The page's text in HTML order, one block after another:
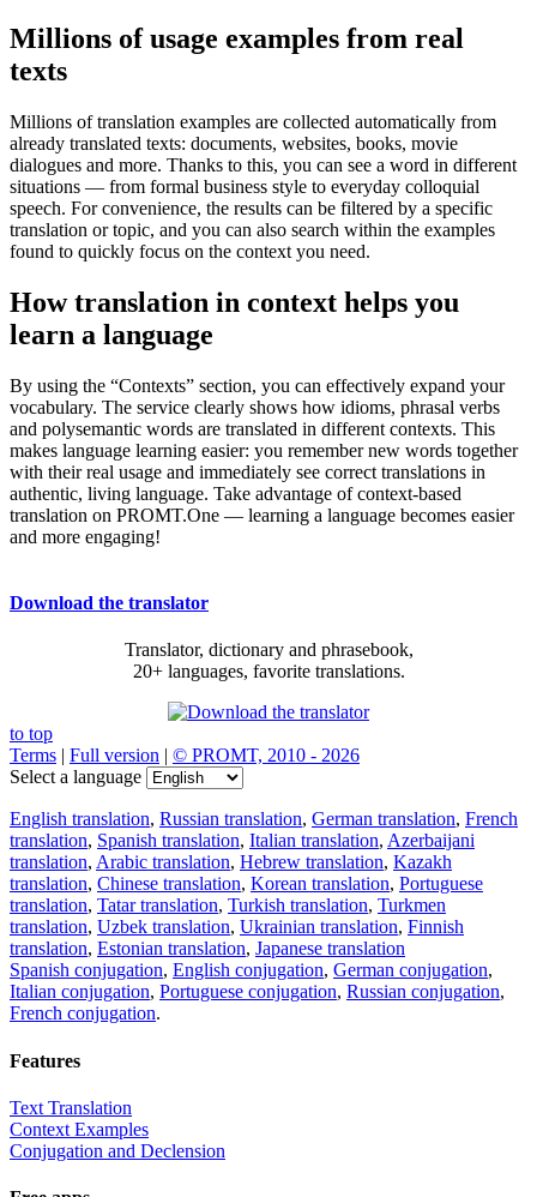
Millions of usage examples from real
texts
Millions of translation examples are collected automatically from
already translated texts: documents, websites, books, movie
dialogues and more. Thanks to this, you can see a word in different
situations — from formal business style to everyday colloquial
speech. For convenience, the results can be filtered by a specific
translation or topic, and you can also search within the examples
found to quickly focus on the context you need.
How translation in context helps you
learn a language
By using the “Contexts” section, you can effectively expand your
vocabulary. The service clearly shows how idioms, phrasal verbs
and polysemantic words are translated in different contexts. This
makes language learning easier: you remember new words together
with their real usage and immediately see correct translations in
authentic, living language. Take advantage of context-based
translation on PROMT.One — learning a language becomes easier
and more engaging!
Download the translator
Translator, dictionary and phrasebook,
20+ languages, favorite translations.
to top
Terms | Full version | © PROMT, 2010 - 2026
Select a language
English translation, Russian translation, German translation, French
translation, Spanish translation, Italian translation, Azerbaijani
translation, Arabic translation, Hebrew translation, Kazakh
translation, Chinese translation, Korean translation, Portuguese
translation, Tatar translation, Turkish translation, Turkmen
translation, Uzbek translation, Ukrainian translation, Finnish
translation, Estonian translation, Japanese translation
Spanish conjugation, English conjugation, German conjugation,
Italian conjugation, Portuguese conjugation, Russian conjugation,
French conjugation.
Features
Text Translation
Context Examples
Conjugation and Declension